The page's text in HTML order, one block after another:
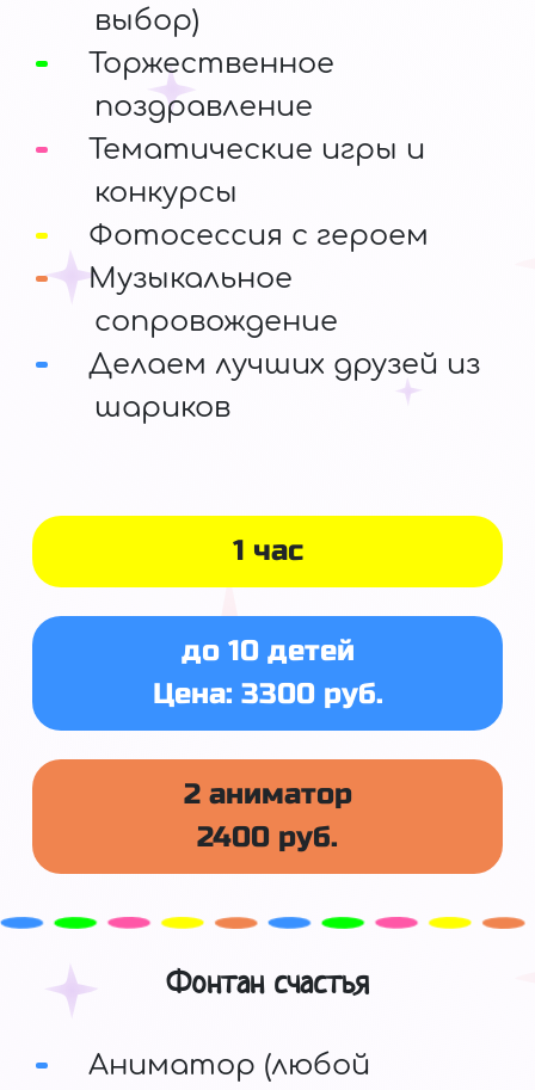
1 час
до 10 детей
Цена: 3300 руб.
2 аниматор
2400 руб.
выбор)
Торжественное
поздравление
Тематические игры и
конкурсы
Фотосессия с героем
Музыкальное
сопровождение
Делаем лучших друзей из
шариков
Фонтан счастья
Аниматор (любой